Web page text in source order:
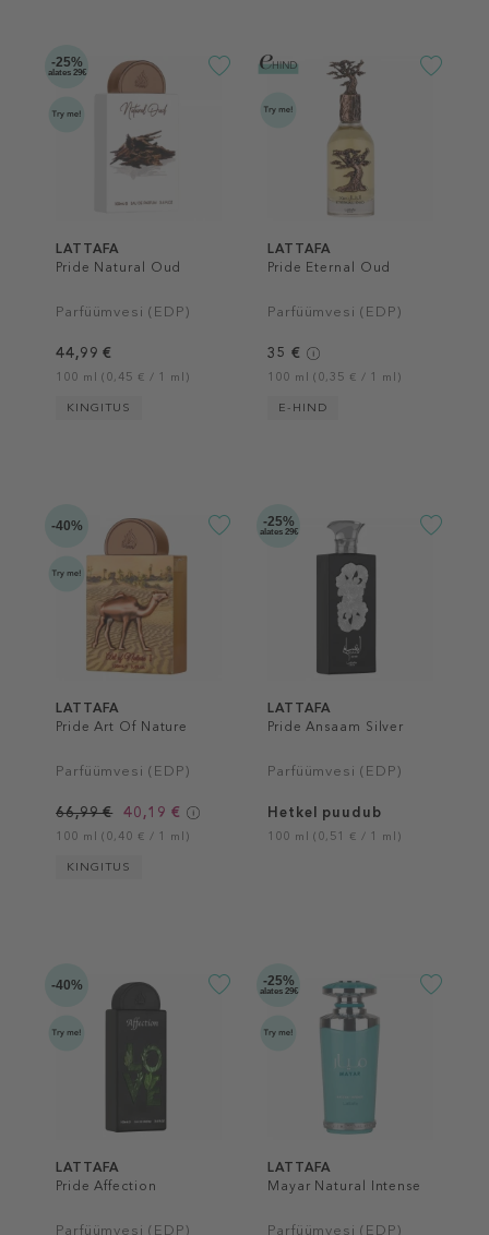
-25%
alates 29€
LATTAFA
Pride Natural Oud
Parfüümvesi (EDP)
44,99 €
100 ml (0,45 € / 1 ml)
KINGITUS
LATTAFA
Pride Eternal Oud
Parfüümvesi (EDP)
35 €
100 ml (0,35 € / 1 ml)
E-HIND
-40%
LATTAFA
Pride Art Of Nature
Parfüümvesi (EDP)
66,99 € 40,19 €
100 ml (0,40 € / 1 ml)
KINGITUS
-25%
alates 29€
LATTAFA
Pride Ansaam Silver
Parfüümvesi (EDP)
Hetkel puudub
100 ml (0,51 € / 1 ml)
-40%
LATTAFA
Pride Affection
Parfüümvesi (EDP)
-25%
alates 29€
LATTAFA
Mayar Natural Intense
Parfüümvesi (EDP)